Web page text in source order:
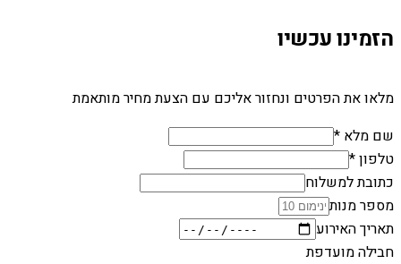
הזמינו עכשיו
מלאו את הפרטים ונחזור אליכם עם הצעת מחיר מותאמת
שם מלא *
טלפון *
כתובת למשלוח
מספר מנות
תאריך האירוע
חבילה מועדפת